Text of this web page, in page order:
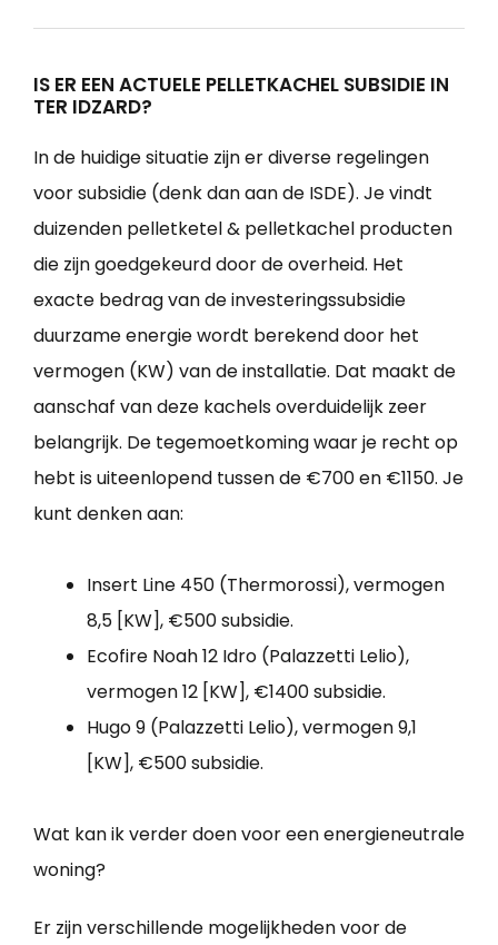
IS ER EEN ACTUELE PELLETKACHEL SUBSIDIE IN
TER IDZARD?
In de huidige situatie zijn er diverse regelingen
voor subsidie (denk dan aan de ISDE). Je vindt
duizenden pelletketel & pelletkachel producten
die zijn goedgekeurd door de overheid. Het
exacte bedrag van de investeringssubsidie
duurzame energie wordt berekend door het
vermogen (KW) van de installatie. Dat maakt de
aanschaf van deze kachels overduidelijk zeer
belangrijk. De tegemoetkoming waar je recht op
hebt is uiteenlopend tussen de €700 en €1150. Je
kunt denken aan:
Insert Line 450 (Thermorossi), vermogen
8,5 [KW], €500 subsidie.
Ecofire Noah 12 Idro (Palazzetti Lelio),
vermogen 12 [KW], €1400 subsidie.
Hugo 9 (Palazzetti Lelio), vermogen 9,1
[KW], €500 subsidie.
Wat kan ik verder doen voor een energieneutrale
woning?
Er zijn verschillende mogelijkheden voor de